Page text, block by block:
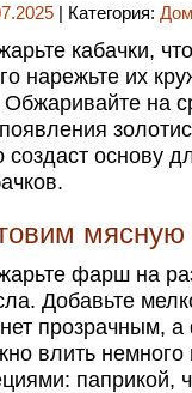
| Категория:
кабачки,
нарежьте их
на
создаст основу
мясную
фарш на
Добавьте
прозрачным,
влить
паприкой,